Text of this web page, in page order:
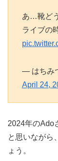
あ…靴ど
ライブの
— はちみ
April 24,
2024年のAdo
と思いながら
ょう。